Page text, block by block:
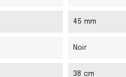
45 mm
Noir
38 cm